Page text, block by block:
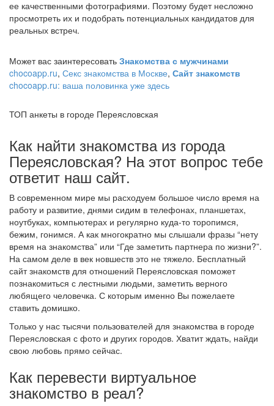
ее качественными фотографиями. Поэтому будет несложно
просмотреть их и подобрать потенциальных кандидатов для
реальных встреч.
Может вас заинтересовать Знакомства с мужчинами
chocoapp.ru, Секс знакомства в Москве, Сайт знакомств
chocoapp.ru: ваша половинка уже здесь
ТОП анкеты в городе Переясловская
Как найти знакомства из города
Переясловская? На этот вопрос тебе
ответит наш сайт.
В современном мире мы расходуем большое число время на
работу и развитие, днями сидим в телефонах, планшетах,
ноутбуках, компьютерах и регулярно куда-то торопимся,
бежим, гонимся. А как многократно мы слышали фразы “нету
время на знакомства” или “Где заметить партнера по жизни?”.
На самом деле в век новшеств это не тяжело. Бесплатный
сайт знакомств для отношений Переясловская поможет
познакомиться с лестными людьми, заметить верного
любящего человечка. С которым именно Вы пожелаете
ставить домишко.
Только у нас тысячи пользователей для знакомства в городе
Переясловская с фото и других городов. Хватит ждать, найди
свою любовь прямо сейчас.
Как перевести виртуальное
знакомство в реал?